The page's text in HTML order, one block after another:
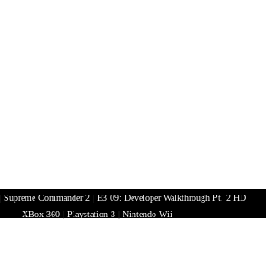
|Supreme Commander 2 |E3 09: Developer Walkthrough Pt. 2 HD
XBox 360 |Playstation 3 |Nintendo Wii